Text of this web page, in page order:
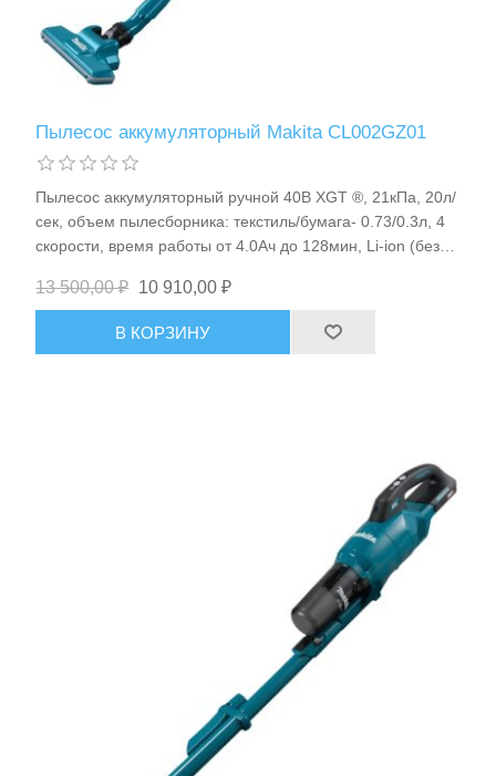
Пылесос аккумуляторный Makita CL002GZ01
Пылесос аккумуляторный ручной 40В XGT ®, 21кПа, 20л/
сек, объем пылесборника: текстиль/бумага- 0.73/0.3л, 4
скорости, время работы от 4.0Ач до 128мин, Li-ion (без
13 500,00 ₽ 10 910,00 ₽
В КОРЗИНУ